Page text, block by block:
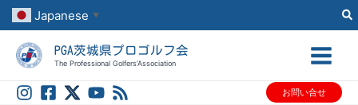
容
Japanese ▼
PGA茨城県プロゴルフ会
The Professional Golfers’Association
お問い合せ